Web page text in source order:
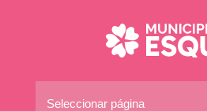
Seleccionar página